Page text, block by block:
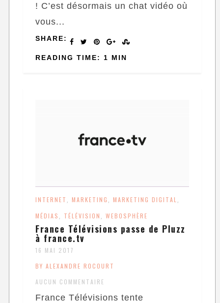
! C’est désormais un chat vidéo où
vous...
SHARE:
READING TIME: 1 MIN
INTERNET MARKETING MARKETING DIGITAL
MÉDIAS TÉLÉVISION ,WEBOSPHÈRE
France Télévisions passe de Pluzz
à france.tv
16 MAI 2017
BY ALEXANDRE ROCOURT
AUCUN COMMENTAIRE
France Télévisions tente